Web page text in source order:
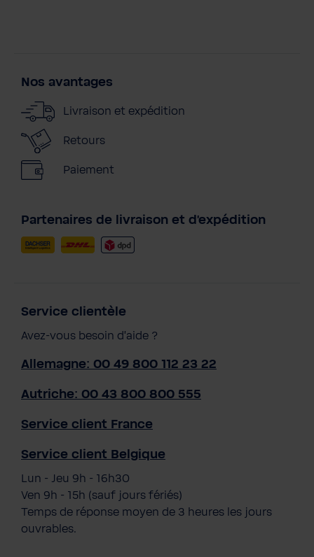
Nos avantages
Livraison et expédition
Retours
Paiement
Partenaires de livraison et d'expédition
Service clientèle
Avez-vous besoin d'aide ?
Allemagne: 00 49 800 112 23 22
Autriche: 00 43 800 800 555
Service client France
Service client Belgique
Lun - Jeu 9h - 16h30
Ven 9h - 15h (sauf jours fériés)
Temps de réponse moyen de 3 heures les jours
ouvrables.